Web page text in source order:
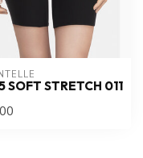
SOFT STRETCH 011